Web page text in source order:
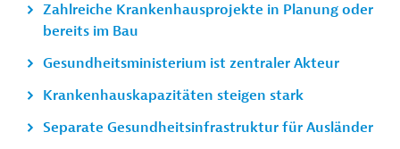
Zahlreiche Krankenhausprojekte in Planung oder
bereits im Bau
Gesundheitsministerium ist zentraler Akteur
Krankenhauskapazitäten steigen stark
Separate Gesundheitsinfrastruktur für Ausländer